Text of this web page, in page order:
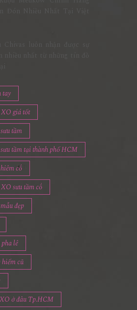
tay
giá tốt
tầm
tầm tại thành phố HCM
cổ
sưu tầm cổ
đẹp
lê
cũ
ở đâu Tp.HCM